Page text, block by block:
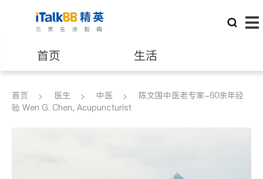
首页 生活
医生 律师
首页 医生 中医
陈文国中医老专家-60余年经
验 Wen G. Chen, Acupuncturist